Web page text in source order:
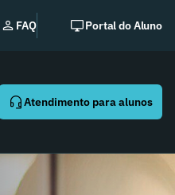
EBRADI | NEWS: o
Youtube agora!
FAQ Portal do Aluno
Atendimento para alunos